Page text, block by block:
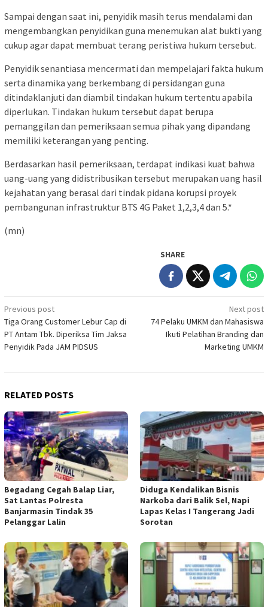
Sampai dengan saat ini, penyidik masih terus mendalami dan
mengembangkan penyidikan guna menemukan alat bukti yang
cukup agar dapat membuat terang peristiwa hukum tersebut.
Penyidik senantiasa mencermati dan mempelajari fakta hukum
serta dinamika yang berkembang di persidangan guna
ditindaklanjuti dan diambil tindakan hukum tertentu apabila
diperlukan. Tindakan hukum tersebut dapat berupa
pemanggilan dan pemeriksaan semua pihak yang dipandang
memiliki keterangan yang penting.
Berdasarkan hasil pemeriksaan, terdapat indikasi kuat bahwa
uang-uang yang didistribusikan tersebut merupakan uang hasil
kejahatan yang berasal dari tindak pidana korupsi proyek
pembangunan infrastruktur BTS 4G Paket 1,2,3,4 dan 5.*
(mn)
SHARE
Post
navigation
Previous post
Tiga Orang Customer Lebur Cap di
PT Antam Tbk. Diperiksa Tim Jaksa
Penyidik Pada JAM PIDSUS
Next post
74 Pelaku UMKM dan Mahasiswa
Ikuti Pelatihan Branding dan
Marketing UMKM
RELATED POSTS
Begadang Cegah Balap Liar,
Sat Lantas Polresta
Banjarmasin Tindak 35
Pelanggar Lalin
Diduga Kendalikan Bisnis
Narkoba dari Balik Sel, Napi
Lapas Kelas I Tangerang Jadi
Sorotan